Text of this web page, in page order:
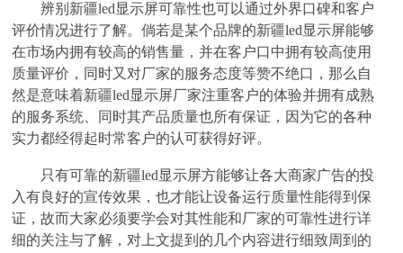
辨别新疆led显示屏可靠性也可以通过外界口碑和客户
评价情况进行了解。倘若是某个品牌的新疆led显示屏能够
在市场内拥有较高的销售量，并在客户口中拥有较高使用
质量评价，同时又对厂家的服务态度等赞不绝口，那么自
然是意味着新疆led显示屏厂家注重客户的体验并拥有成熟
的服务系统、同时其产品质量也所有保证，因为它的各种
实力都经得起时常客户的认可获得好评。
只有可靠的新疆led显示屏方能够让各大商家广告的投
入有良好的宣传效果，也才能让设备运行质量性能得到保
证，故而大家必须要学会对其性能和厂家的可靠性进行详
细的关注与了解，对上文提到的几个内容进行细致周到的